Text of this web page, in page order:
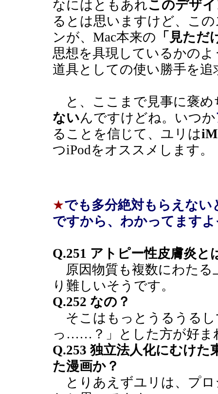
なにはともあれこのデザ
るとは思いますけど、こ
ンが、Mac本来の 「見た
思想を具現しているかの
道具としての使い勝手を
と、ここまで見事に褒め
ないんですけどね。いつか
ることを信じて、ユリは
つiPodをオススメします。
★でも多分絶対もらえな
ですから、わかってます
Q.251 アトピー性皮膚炎と
原因物質も複数にわたる
り難しいそうです。
Q.252 なの？
そこはもっとうるうるし
っ……？」とした方が好ま
Q.253 独立法人化にむけ
た漫画か？
とりあえずユリは、プロ